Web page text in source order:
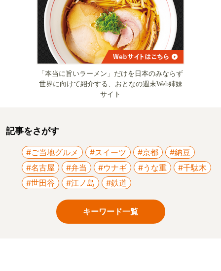
「本当に旨いラーメン」だけを日本のみならず
世界に向けて紹介する、おとなの週末Web姉妹
サイト
記事をさがす
#ご当地グルメ #スイーツ #京都
#納豆
#名古屋
#弁当 #ウナギ #うな重
#千駄木
#世田谷
#江ノ島 #鉄道
キーワード一覧